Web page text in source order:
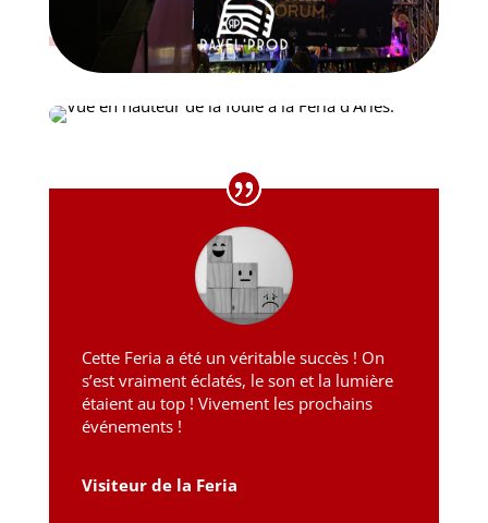
Cette Feria a été un véritable succès ! On
s’est vraiment éclatés, le son et la lumière
étaient au top ! Vivement les prochains
événements !
Visiteur de la Feria